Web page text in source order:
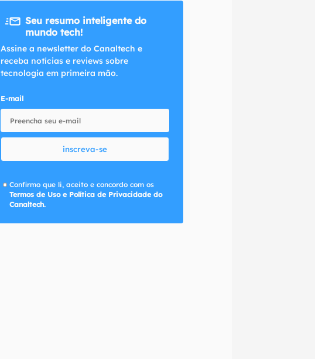
Seu resumo inteligente do
mundo tech!
Assine a newsletter do Canaltech e
receba notícias e reviews sobre
tecnologia em primeira mão.
E-mail
inscreva-se
Confirmo que li, aceito e concordo com os
Termos de Uso e Política de Privacidade do
Canaltech.